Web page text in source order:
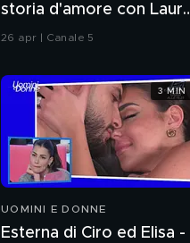
storia d'amore con
Chiatti"
26 apr | Canale 5
UOMINI E DONNE
Esterna di Ciro ed Elisa -
3 MIN